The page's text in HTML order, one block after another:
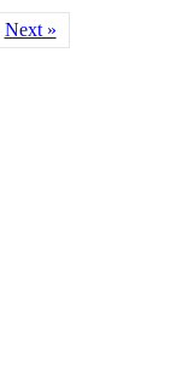
Next »